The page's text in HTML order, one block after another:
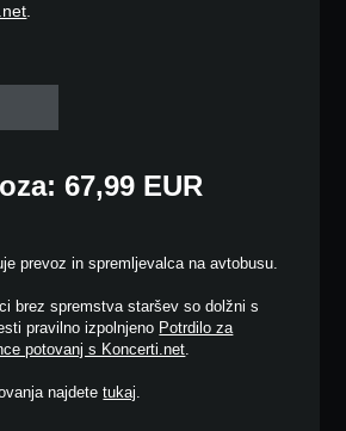
.
67,99 EUR
prevoz in spremljevalca na avtobusu.
brez spremstva staršev so dolžni s
pravilno izpolnjeno Potrdilo za
potovanj s Koncerti.net.
najdetetukaj.